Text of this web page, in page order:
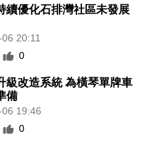
續優化石排灣社區未發展
20:11
0
級改造系統 為橫琴單牌車
備
19:46
0